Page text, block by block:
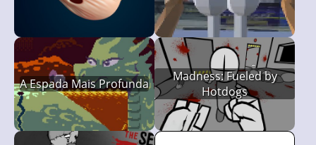
A Espada Mais Profunda
Madness: Fueled by
Hotdogs